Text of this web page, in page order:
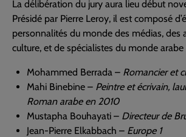
La délibération du jury aura lieu début
Présidé par Pierre Leroy, il est composé
personnalités du monde des médias, des
culture, et de spécialistes du monde arabe
Mohammed Berrada – Romancier et
Mahi Binebine – Peintre et écrivain,
Roman arabe en 2010
Mustapha Bouhayati – Directeur de
Jean-Pierre Elkabbach – Europe 1